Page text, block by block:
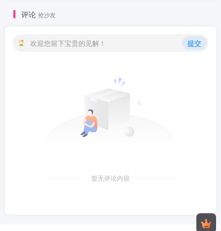
评论 抢沙发
欢迎您留下宝贵的见解！ 提交
暂无评论内容